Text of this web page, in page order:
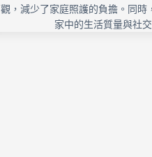
觀，減少了家庭照護的負擔。同時
家中的生活質量與社交